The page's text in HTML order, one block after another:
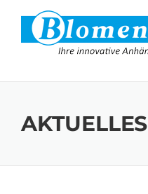
Skip to content
AKTUELLES